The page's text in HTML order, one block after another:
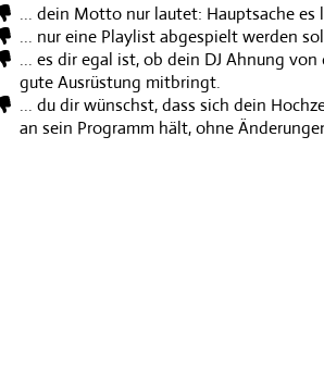
... dein Motto nur lautet: Hauptsache es
... nur eine Playlist abgespielt werden
... es dir egal ist, ob dein DJ Ahnung
gute Ausrüstung mitbringt.
... du dir wünschst, dass sich dein
an sein Programm hält, ohne